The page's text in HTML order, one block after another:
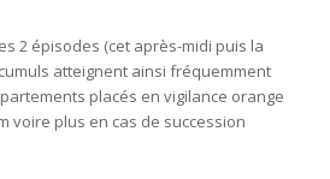
2 épisodes (cet après-midi puis la
atteignent ainsi fréquemment
placés en vigilance orange
voire plus en cas de succession